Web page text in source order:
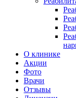
О клинике
Акции
Фото
Врачи
Отзывы